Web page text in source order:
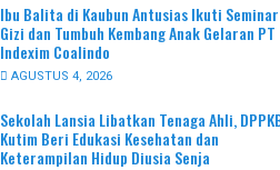
Ibu Balita di Kaubun Antusias Ikuti Seminar
Gizi dan Tumbuh Kembang Anak Gelaran PT
Indexim Coalindo
AGUSTUS 4, 2026
Sekolah Lansia Libatkan Tenaga Ahli,
Kutim Beri Edukasi Kesehatan dan
Keterampilan Hidup Diusia Senja